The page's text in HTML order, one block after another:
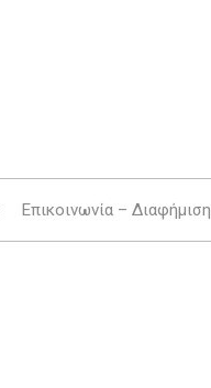
Επικοινωνία – Διαφήμιση